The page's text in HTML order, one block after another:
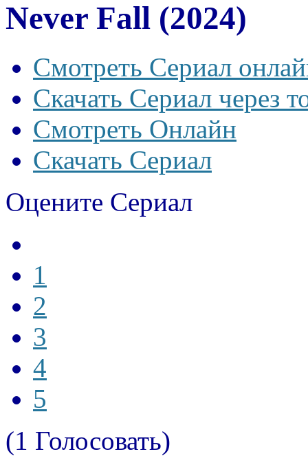
Never Fall (2024)
Смотреть Сериал
Скачать Сериал через
Смотреть Онлайн
Скачать Сериал
Оцените Сериал
1
2
3
4
5
(1 Голосовать)